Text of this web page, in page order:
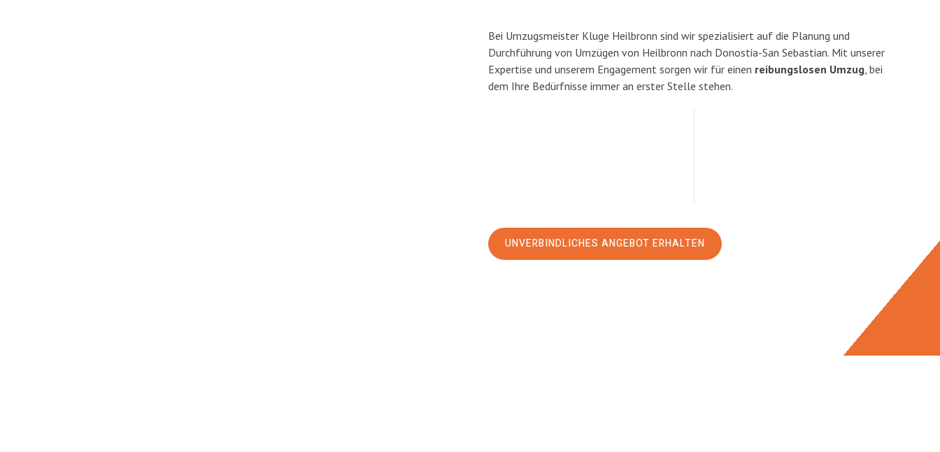
Bei Umzugsmeister Kluge Heilbronn sind wir spezialisiert auf die Planung und
Durchführung von Umzügen von Heilbronn nach Donostia-San Sebastian. Mit unserer
Expertise und unserem Engagement sorgen wir für einen reibungslosen Umzug, bei
dem Ihre Bedürfnisse immer an erster Stelle stehen.
UNVERBINDLICHES ANGEBOT ERHALTEN